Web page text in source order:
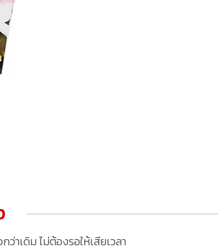
ว่าเดิม ไม่ต้องรอให้เสียเวลา